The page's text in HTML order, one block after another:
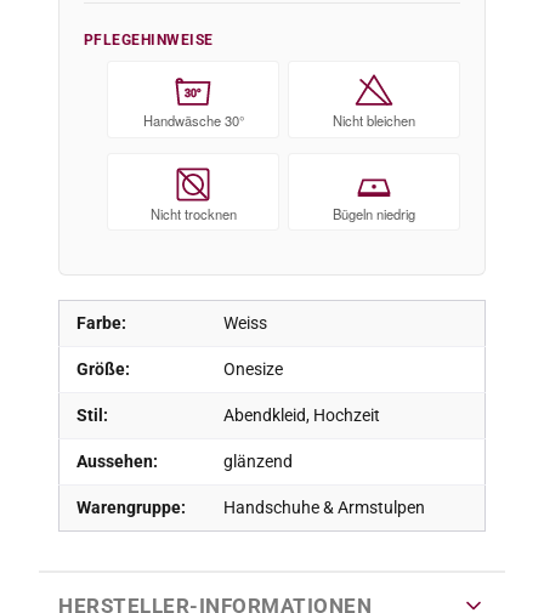
Farbe: Weiss
Größe: Onesize
Stil: Abendkleid, Hochzeit
Aussehen: glänzend
Warengruppe: Handschuhe & Armstulpen
PFLEGEHINWEISE
30°
Handwäsche 30° Nicht bleichen
Nicht trocknen Bügeln niedrig
HERSTELLER-INFORMATIONEN